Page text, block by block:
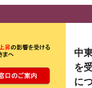
つずつ情報が表
中
を
に